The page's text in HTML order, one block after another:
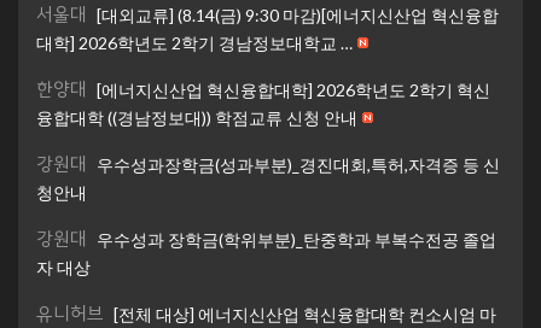
서울대 [대외교류] (8.14(금) 9:30 마감)[에너지신산업 혁신융합
대학] 2026학년도 2학기 경남정보대학교 …
한양대 [에너지신산업 혁신융합대학] 2026학년도 2학기 혁신
융합대학 ((경남정보대)) 학점교류 신청 안내
강원대
우수성과장학금(성과부분)_경진대회,특허,자격증 등 신
청안내
강원대
우수성과 장학금(학위부분)_탄중학과 부복수전공 졸업
자 대상
유니허브 [전체 대상] 에너지신산업 혁신융합대학 컨소시엄 마